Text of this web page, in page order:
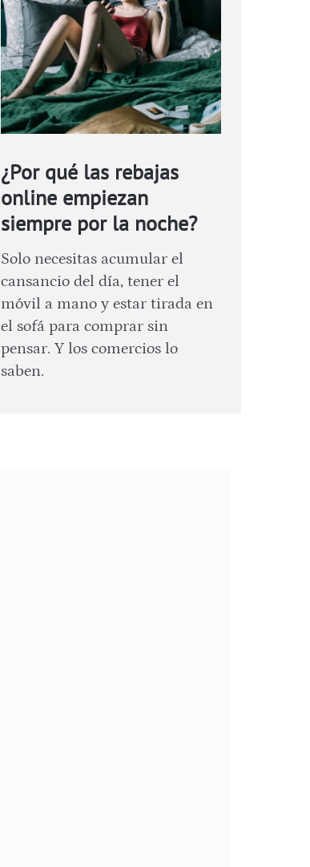
¿Por qué las rebajas
online empiezan
siempre por la noche?
Solo necesitas acumular el
cansancio del día, tener el
móvil a mano y estar tirada en
el sofá para comprar sin
pensar. Y los comercios lo
saben.